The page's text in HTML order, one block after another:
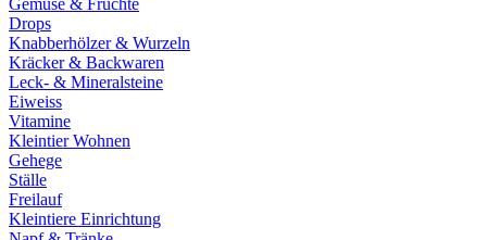
Gemüse & Früchte
Drops
Knabberhölzer & Wurzeln
Kräcker & Backwaren
Leck- & Mineralsteine
Eiweiss
Vitamine
Kleintier Wohnen
Gehege
Ställe
Freilauf
Kleintiere Einrichtung